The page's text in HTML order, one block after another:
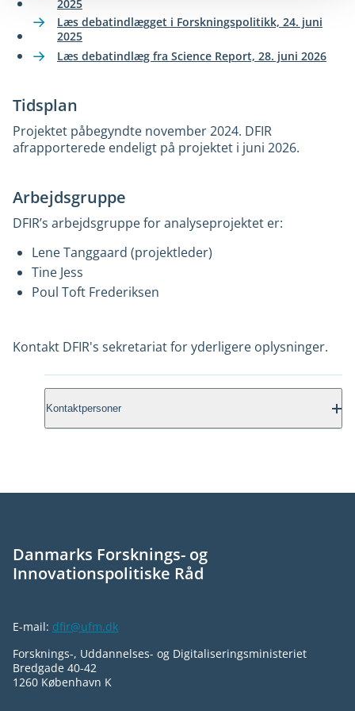
2025
Læs debatindlægget i Forskningspolitikk, 24. juni
2025
Læs debatindlæg fra Science Report, 28. juni 2026
Tidsplan
Projektet påbegyndte november 2024. DFIR
afrapporterede endeligt på projektet i juni 2026.
Arbejdsgruppe
DFIR’s arbejdsgruppe for analyseprojektet er:
Lene Tanggaard (projektleder)
Tine Jess
Poul Toft Frederiksen
Kontakt DFIR's sekretariat for yderligere oplysninger.
Kontaktpersoner
72318333
Sekretariatsleder
E-mail: ttrh@ufm.dk
Mobil:
Danmarks Forsknings- og
Innovationspolitiske Råd
E-mail: dfir@ufm.dk
Forsknings-, Uddannelses- og Digitaliseringsministeriet
Bredgade 40-42
1260 København K